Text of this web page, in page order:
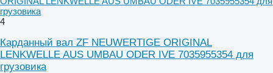
грузовика
4
Карданный вал ZF NEUWERTIGE ORIGINAL
LENKWELLE AUS UMBAU ODER IVE 7035955354 для
грузовика